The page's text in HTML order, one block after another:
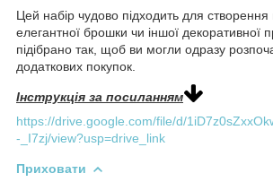
Цей набір чудово підходить для створення
елегантної брошки чи іншої декоративної
підібрано так, щоб ви могли одразу
додаткових покупок.
Інструкція за посиланням
https://drive.google.com/file/d/
-_I7zj/view?usp=drive_link
Приховати